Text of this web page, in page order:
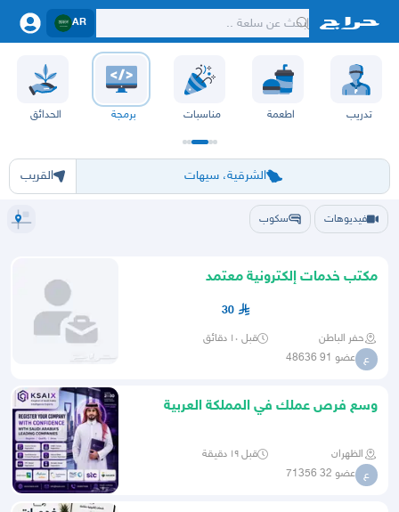
AR
تدريب اطعمة مناسبات برمجة الحدائق
الشرقية، سيهات
الرياض ينبع حفر الباطن أبها عسير الباحة
القريب
فيديوهات سكوب
مكتب خدمات إلكترونية معتمد
30
حفر الباطن قبل ١٠ دقائق
ع عضو 91 48636
وسع فرص عملك في المملكة العربية
الظهران قبل ١٩ دقيقة
ع عضو 32 71356